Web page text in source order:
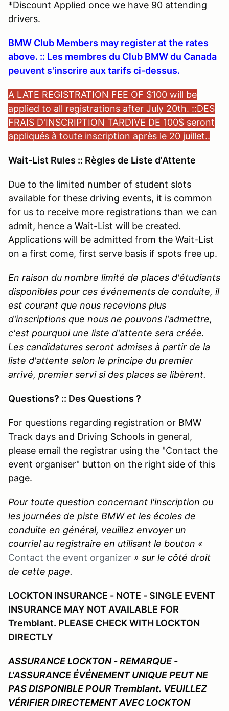
*Discount Applied once we have 90 attending
drivers.
BMW Club Members may register at the rates
above. :: Les membres du Club BMW du Canada
peuvent s'inscrire aux tarifs ci-dessus.
A LATE REGISTRATION FEE OF $100 will be
applied to all registrations after July 20th. ::DES
FRAIS D'INSCRIPTION TARDIVE DE 100$ seront
appliqués à toute inscription après le 20 juillet..
Wait-List Rules :: Règles de Liste d'Attente
Due to the limited number of student slots
available for these driving events, it is common
for us to receive more registrations than we can
admit, hence a Wait-List will be created.
Applications will be admitted from the Wait-List
on a first come, first serve basis if spots free up.
En raison du nombre limité de places d'étudiants
disponibles pour ces événements de conduite, il
est courant que nous recevions plus
d'inscriptions que nous ne pouvons l'admettre,
c'est pourquoi une liste d'attente sera créée.
Les candidatures seront admises à partir de la
liste d'attente selon le principe du premier
arrivé, premier servi si des places se libèrent.
Questions? :: Des Questions ?
For questions regarding registration or BMW
Track days and Driving Schools in general,
please email the registrar using the "Contact the
event organiser" button on the right side of this
page.
Pour toute question concernant l'inscription ou
les journées de piste BMW et les écoles de
conduite en général, veuillez envoyer un
courriel au registraire en utilisant le bouton «
Contact the event organizer » sur le côté droit
de cette page.
LOCKTON INSURANCE - NOTE - SINGLE EVENT
INSURANCE MAY NOT AVAILABLE FOR
Tremblant. PLEASE CHECK WITH LOCKTON
DIRECTLY
ASSURANCE LOCKTON - REMARQUE -
L'ASSURANCE ÉVÉNEMENT UNIQUE PEUT NE
PAS DISPONIBLE POUR Tremblant. VEUILLEZ
VÉRIFIER DIRECTEMENT AVEC LOCKTON